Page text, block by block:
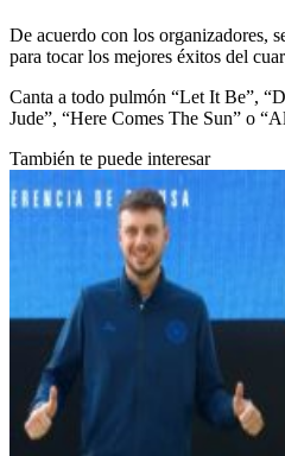
De acuerdo con los organizadores,
para tocar los mejores éxitos del
Canta a todo pulmón “Let It Be”,
Jude”, “Here Comes The Sun” o
También te puede interesar